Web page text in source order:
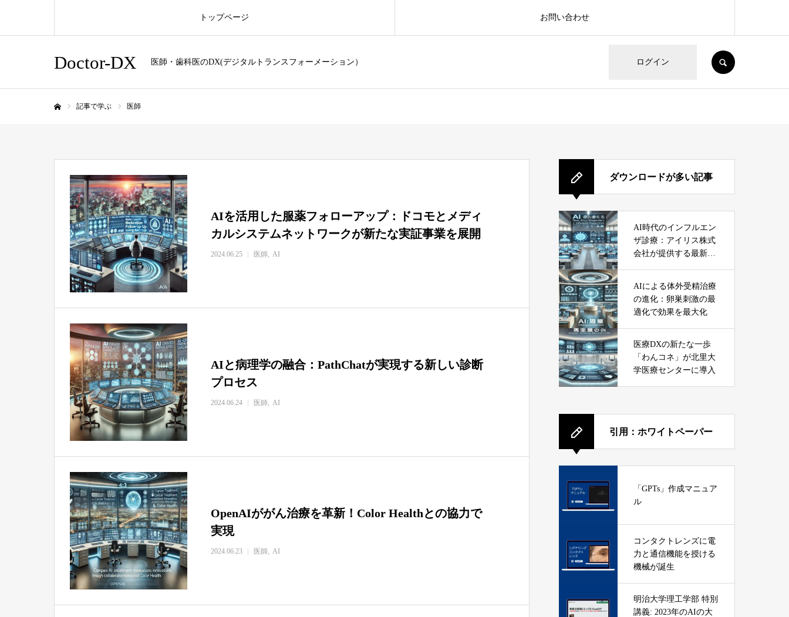
Doctor-DX 医師・歯科医のDX(デジタルトランスフォーメーション） ログイン
トップページ お問い合わせ
記事で学ぶ 医師
AIを活用した服薬フォローアップ：ドコモとメディ
カルシステムネットワークが新たな実証事業を展開
2024.06.25 医師 AI
AIと病理学の融合：PathChatが実現する新しい診断
プロセス
2024.06.24 医師 AI
OpenAIががん治療を革新！Color Healthとの協力で
実現
2024.06.23 医師 AI
ダウンロードが多い記事
AI時代のインフルエン
ザ診療：アイリス株式
会社が提供する最新サ
AIによる体外受精治療
の進化：卵巣刺激の最
適化で効果を最大化
医療DXの新たな一歩
「わんコネ」が北里大
学医療センターに導入
引用：ホワイトペーパー
「GPTs」作成マニュア
ル
コンタクトレンズに電
力と通信機能を授ける
機械が誕生
明治大学理工学部 特別
講義: 2023年のAIの大